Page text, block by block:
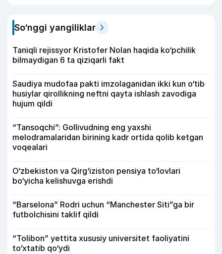
So‘nggi yangiliklar
Taniqli rejissyor Kristofer Nolan haqida ko‘pchilik
bilmaydigan 6 ta qiziqarli fakt
Saudiya mudofaa pakti imzolaganidan ikki kun o‘tib
husiylar qirollikning neftni qayta ishlash zavodiga
hujum qildi
“Tansoqchi”: Gollivudning eng yaxshi
melodramalaridan birining kadr ortida qolib ketgan
voqealari
O‘zbekiston va Qirg‘iziston pensiya to‘lovlari
bo‘yicha kelishuvga erishdi
“Barselona” Rodri uchun “Manchester Siti”ga bir
futbolchisini taklif qildi
“Tolibon” yettita xususiy universitet faoliyatini
to‘xtatib qo‘ydi